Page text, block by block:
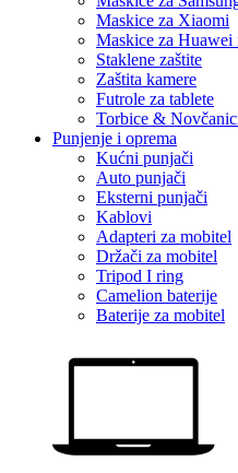
Maskice za Xiaomi
Maskice za
Staklene zaštite
Zaštita kamere
Futrole za tablete
Torbice &
Punjenje i oprema
Kućni punjači
Auto punjači
Eksterni punjači
Kablovi
Adapteri za mobitel
Držači za mobitel
Tripod I ring
Camelion baterije
Baterije za mobitel